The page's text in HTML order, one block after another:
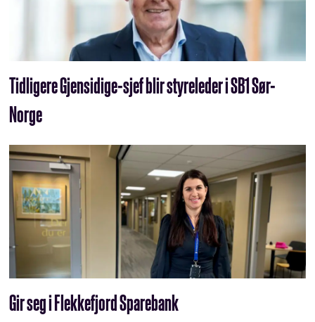
Tidligere Gjensidige-sjef blir styreleder i SB1 Sør-
Norge
Gir seg i Flekkefjord Sparebank